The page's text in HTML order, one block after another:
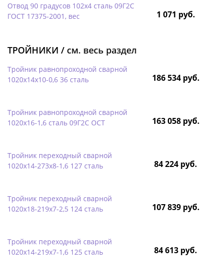
Отвод 90 градусов 102х4 сталь 09Г2С
ГОСТ 17375-2001, вес
1 071 руб.
ТРОЙНИКИ / см. весь раздел
Тройник равнопроходной сварной
1020х14х10-0,6 36 сталь
186 534 руб.
Тройник равнопроходной сварной
1020х16-1,6 сталь 09Г2С ОСТ
163 058 руб.
Тройник переходный сварной
1020х14-273х8-1,6 127 сталь
84 224 руб.
Тройник переходный сварной
1020х18-219х7-2,5 124 сталь
107 839 руб.
Тройник переходный сварной
1020х14-219х7-1,6 125 сталь
84 613 руб.